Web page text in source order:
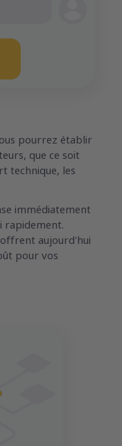
pourrez établir
que ce soit
technique, les
immédiatement
rapidement.
aujourd'hui
pour vos